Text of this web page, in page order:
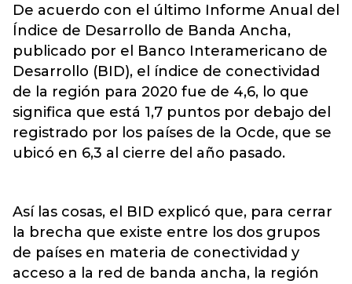
De acuerdo con el último Informe Anual del
Índice de Desarrollo de Banda Ancha,
publicado por el Banco Interamericano de
Desarrollo (BID), el índice de conectividad
de la región para 2020 fue de 4,6, lo que
significa que está 1,7 puntos por debajo del
registrado por los países de la Ocde, que se
ubicó en 6,3 al cierre del año pasado.
Así las cosas, el BID explicó que, para cerrar
la brecha que existe entre los dos grupos
de países en materia de conectividad y
acceso a la red de banda ancha, la región